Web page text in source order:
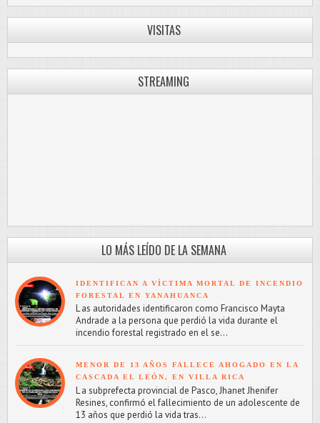
VISITAS
STREAMING
LO MÁS LEÍDO DE LA SEMANA
IDENTIFICAN A VÍCTIMA MORTAL DE INCENDIO
FORESTAL EN YANAHUANCA
L as autoridades identificaron como Francisco Mayta
Andrade a la persona que perdió la vida durante el
incendio forestal registrado en el se...
MENOR DE 13 AÑOS FALLECE AHOGADO EN LA
CASCADA EL LEÓN, EN VILLA RICA
L a subprefecta provincial de Pasco, Jhanet Jhenifer
Resines, confirmó el fallecimiento de un adolescente de
13 años que perdió la vida tras...